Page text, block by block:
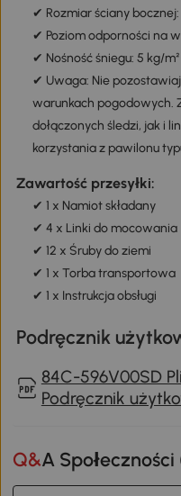
✔ Rozmiar ściany bocznej:
✔ Poziom odporności na
✔ Nośność śniegu: 5 kg/m²
✔ Uwaga: Nie
warunkach pogodowych.
dołączonych śledzi, jak i
korzystania z pawilonu
Zawartość przesyłki:
✔ 1 x Namiot składany
✔ 4 x Linki do mocowania
✔ 12 x Śruby do ziemi
✔ 1 x Torba transportowa
✔ 1 x Instrukcja obsługi
Podręcznik
84C-596V00SD
Podręcznik
Q&A Społeczności